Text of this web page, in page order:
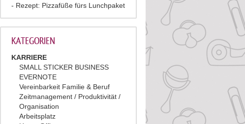
Rezept: Pizzafüße fürs Lunchpaket
KATEGORIEN
KARRIERE
SMALL STICKER BUSINESS
EVERNOTE
Vereinbarkeit Familie & Beruf
Zeitmanagement / Produktivität /
Organisation
Arbeitsplatz